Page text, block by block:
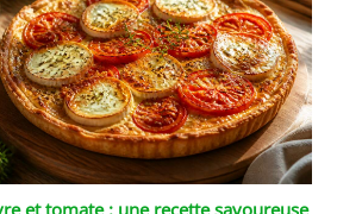
et tomate : une recette savoureuse